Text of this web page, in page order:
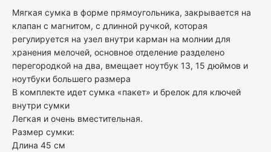
Мягкая сумка в форме прямоугольника, закрывается на
клапан с магнитом, с длинной ручкой, которая
регулируется на узел внутри карман на молнии для
хранения мелочей, основное отделение разделено
перегородкой на два, вмещает ноутбук 13, 15 дюймов и
ноутбуки большего размера
В комплекте идет сумка «пакет» и брелок для ключей
внутри сумки
Легкая и очень вместительная.
Размер сумки:
Длина 45 см